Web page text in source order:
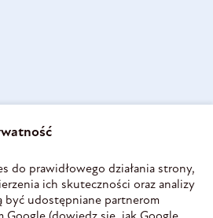
do prawidłowego działania strony,
ich skuteczności oraz analizy
być udostępniane partnerom